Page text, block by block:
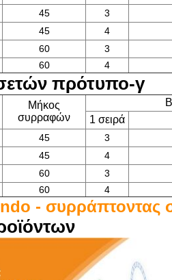
45 3
45 4
60 3
60 4
πρότυπο-γ
Μήκος
συρραφών
1 σειρά
45 3
45 4
60 3
60 4
- συρράπτοντας